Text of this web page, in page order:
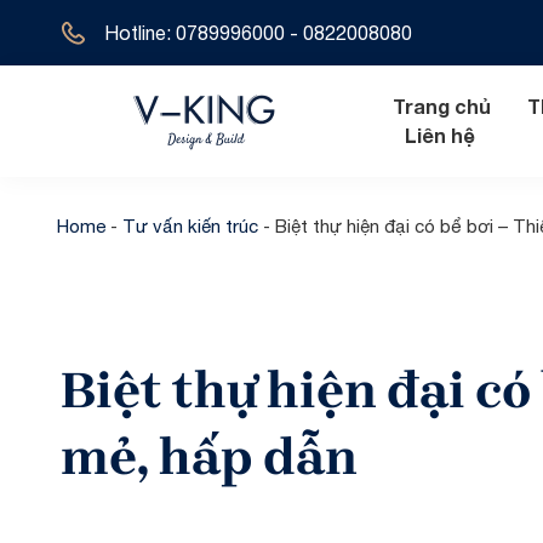
Hotline: 0789996000 - 0822008080
Trang chủ
Biệt thự cổ
Nội thất cổ
Liên hệ
Home- Tư vấn kiến trúc- Biệt thự hiện đại có bể bơi –
Biệt thự hiện đại có
mẻ, hấp dẫn